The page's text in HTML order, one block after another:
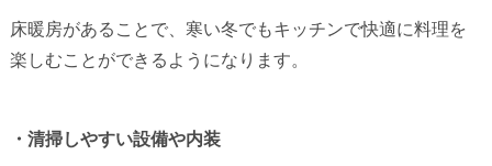
床暖房があることで、寒い冬でもキッチンで快適に料理を
楽しむことができるようになります。
・清掃しやすい設備や内装